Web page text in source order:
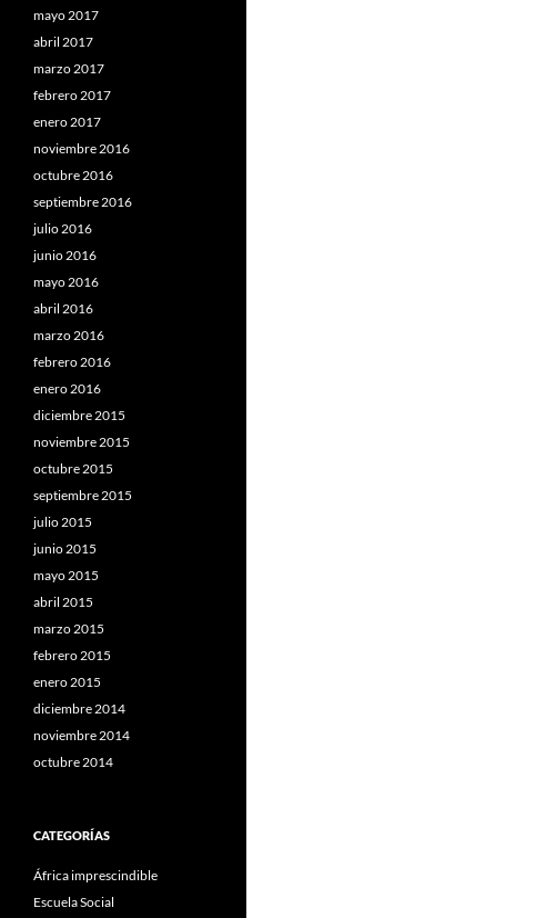
mayo 2017
abril 2017
marzo 2017
febrero 2017
enero 2017
noviembre 2016
octubre 2016
septiembre 2016
julio 2016
junio 2016
mayo 2016
abril 2016
marzo 2016
febrero 2016
enero 2016
diciembre 2015
noviembre 2015
octubre 2015
septiembre 2015
julio 2015
junio 2015
mayo 2015
abril 2015
marzo 2015
febrero 2015
enero 2015
diciembre 2014
noviembre 2014
octubre 2014
CATEGORÍAS
África imprescindible
Escuela Social